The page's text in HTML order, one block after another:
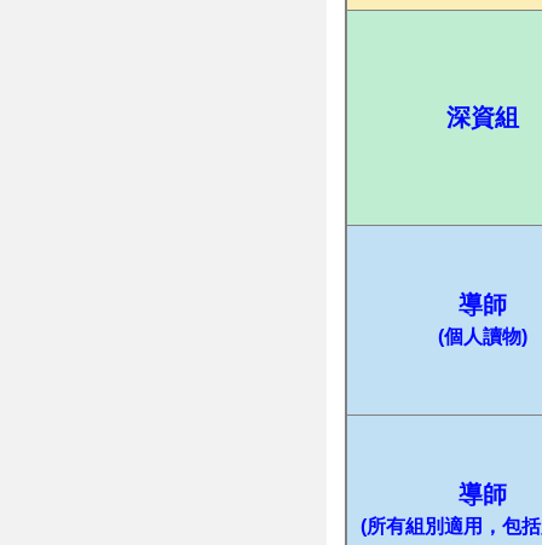
深資組
導師
(個人讀物)
導師
(所有組別適用，包